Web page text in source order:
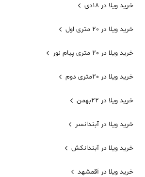
خرید ویلا در 18دی
خرید ویلا در 20 متری اول
خرید ویلا در 20 متری پیام نور
خرید ویلا در 20متری دوم
خرید ویلا در 22بهمن
خرید ویلا در آبندانسر
خرید ویلا در آبندانکش
خرید ویلا در آقمشهد